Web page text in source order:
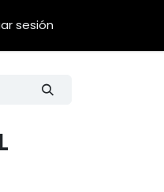
sesión